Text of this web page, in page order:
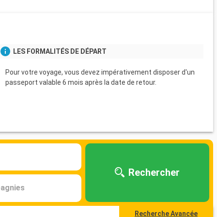
LES FORMALITÉS DE DÉPART
Pour votre voyage, vous devez impérativement disposer d'un
passeport valable 6 mois après la date de retour.
Rechercher
Recherche Avancée